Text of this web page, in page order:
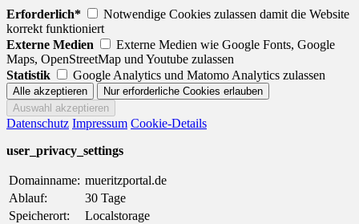
Erforderlich*
Notwendige Cookies zulassen damit die Website
korrekt funktioniert
Externe Medien
Externe Medien wie Google Fonts, Google
Maps, OpenStreetMap und Youtube zulassen
Statistik
Google Analytics und Matomo Analytics zulassen
Datenschutz Impressum Cookie-Details
user_privacy_settings
Domainname: mueritzportal.de
Ablauf:
30 Tage
Speicherort:
Localstorage